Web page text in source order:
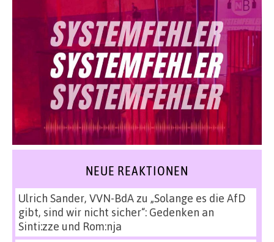
NEUE REAKTIONEN
Ulrich Sander, VVN-BdAzu „Solange es die AfD
gibt, sind wir nicht sicher“: Gedenken an
Sinti:zze und Rom:nja